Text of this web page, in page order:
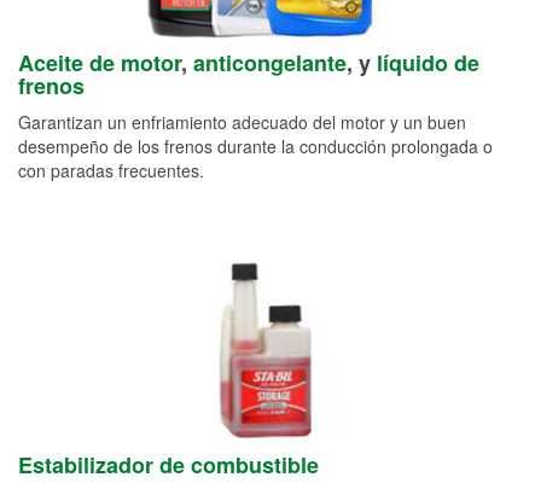
Aceite de motor, anticongelante, y líquido de
frenos
Garantizan un enfriamiento adecuado del motor y un buen
desempeño de los frenos durante la conducción prolongada o
con paradas frecuentes.
Estabilizador de combustible